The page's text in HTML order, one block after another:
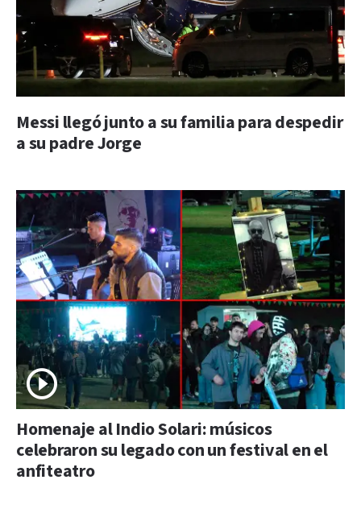
Messi llegó junto a su familia para despedir
a su padre Jorge
Homenaje al Indio Solari: músicos
celebraron su legado con un festival en el
anfiteatro